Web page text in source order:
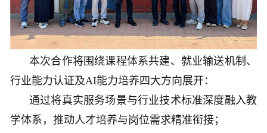
本次合作将围绕课程体系共建、就业输送机制、
行业能力认证及AI能力培养四大方向展开：
通过将真实服务场景与行业技术标准深度融入教
学体系，推动人才培养与岗位需求精准衔接；